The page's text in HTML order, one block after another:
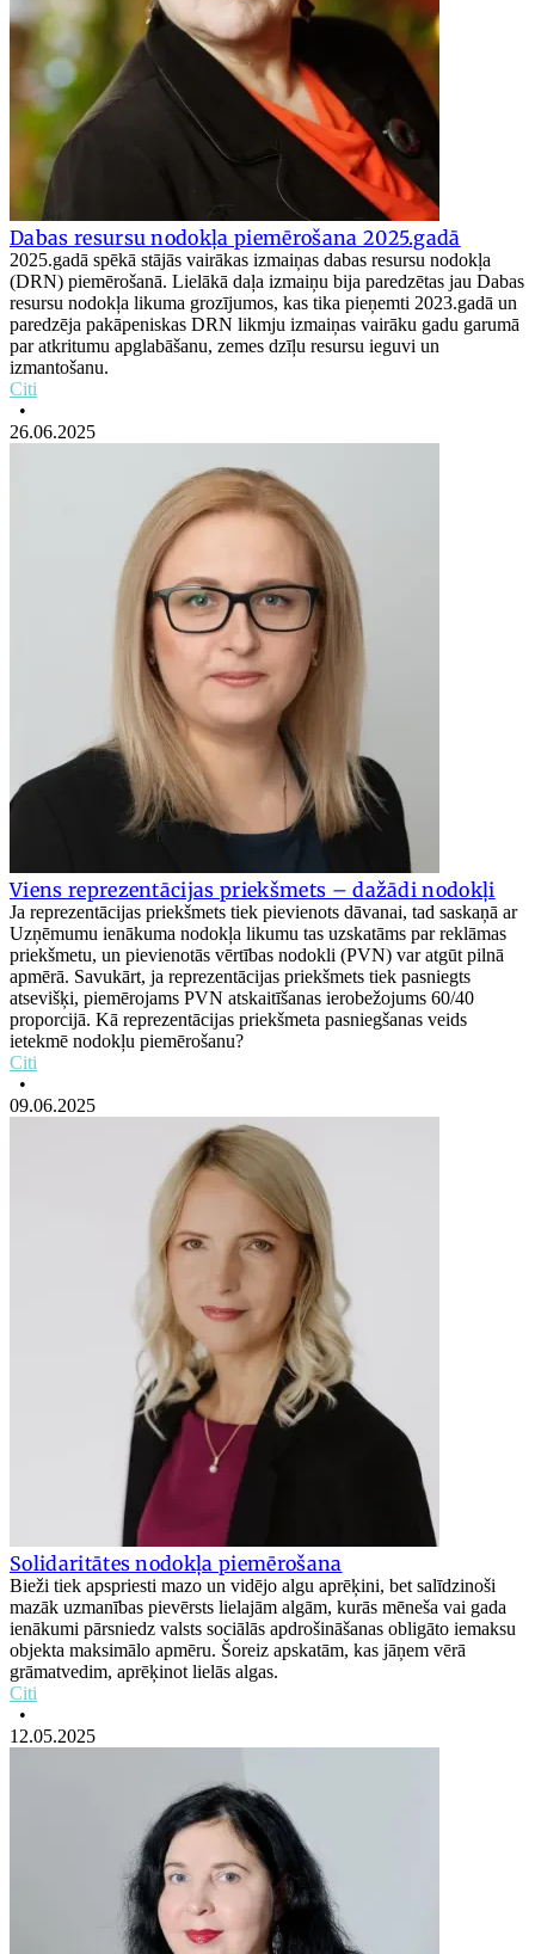
Dabas resursu nodokļa piemērošana 2025.gadā
2025.gadā spēkā stājās vairākas izmaiņas dabas resursu nodokļa
(DRN) piemērošanā. Lielākā daļa izmaiņu bija paredzētas jau Dabas
resursu nodokļa likuma grozījumos, kas tika pieņemti 2023.gadā un
paredzēja pakāpeniskas DRN likmju izmaiņas vairāku gadu garumā
par atkritumu apglabāšanu, zemes dzīļu resursu ieguvi un
izmantošanu.
Citi
•
26.06.2025
Viens reprezentācijas priekšmets – dažādi nodokļi
Ja reprezentācijas priekšmets tiek pievienots dāvanai, tad saskaņā ar
Uzņēmumu ienākuma nodokļa likumu tas uzskatāms par reklāmas
priekšmetu, un pievienotās vērtības nodokli (PVN) var atgūt pilnā
apmērā. Savukārt, ja reprezentācijas priekšmets tiek pasniegts
atsevišķi, piemērojams PVN atskaitīšanas ierobežojums 60/40
proporcijā. Kā reprezentācijas priekšmeta pasniegšanas veids
ietekmē nodokļu piemērošanu?
Citi
•
09.06.2025
Solidaritātes nodokļa piemērošana
Bieži tiek apspriesti mazo un vidējo algu aprēķini, bet salīdzinoši
mazāk uzmanības pievērsts lielajām algām, kurās mēneša vai gada
ienākumi pārsniedz valsts sociālās apdrošināšanas obligāto iemaksu
objekta maksimālo apmēru. Šoreiz apskatām, kas jāņem vērā
grāmatvedim, aprēķinot lielās algas.
Citi
•
12.05.2025